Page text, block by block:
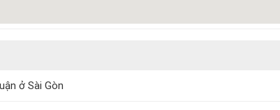
ở Sài Gòn